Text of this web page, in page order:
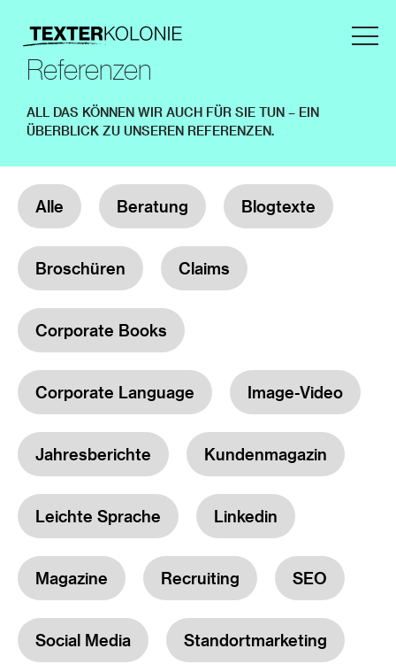
Referenzen
ALL DAS KÖNNEN WIR AUCH FÜR SIE TUN – EIN
ÜBERBLICK ZU UNSEREN REFERENZEN.
Alle Beratung Blogtexte
Broschüren Claims
Corporate Books
Corporate Language Image-Video
Jahresberichte Kundenmagazin
Leichte Sprache Linkedin
Magazine Recruiting SEO
Social Media Standortmarketing